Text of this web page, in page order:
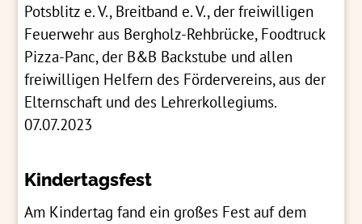
Potsblitz e. V., Breitband e. V., der freiwilligen
Feuerwehr aus Bergholz-Rehbrücke, Foodtruck
Pizza-Panc, der B&B Backstube und allen
freiwilligen Helfern des Fördervereins, aus der
Elternschaft und des Lehrerkollegiums.
07.07.2023
Kindertagsfest
Am Kindertag fand ein großes Fest auf dem